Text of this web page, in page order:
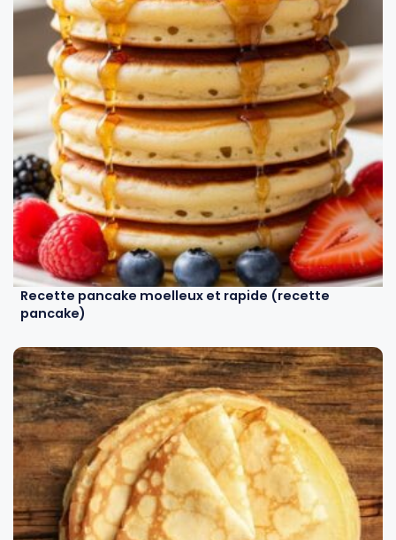
Recette pancake moelleux et rapide (recette
pancake)